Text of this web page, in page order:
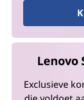
Lenovo
Exclusieve